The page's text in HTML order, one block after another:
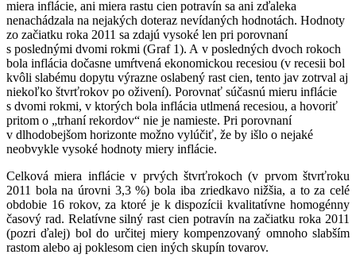
miera inflácie, ani miera rastu cien potravín sa ani zďaleka
nenachádzala na nejakých doteraz nevídaných hodnotách. Hodnoty
zo začiatku roka 2011 sa zdajú vysoké len pri porovnaní
s poslednými dvomi rokmi (Graf 1). A v posledných dvoch rokoch
bola inflácia dočasne umŕtvená ekonomickou recesiou (v recesii bol
kvôli slabému dopytu výrazne oslabený rast cien, tento jav zotrval aj
niekoľko štvrťrokov po oživení). Porovnať súčasnú mieru inflácie
s dvomi rokmi, v ktorých bola inflácia utlmená recesiou, a hovoriť
pritom o „trhaní rekordov“ nie je namieste. Pri porovnaní
v dlhodobejšom horizonte možno vylúčiť, že by išlo o nejaké
neobvykle vysoké hodnoty miery inflácie.
Celková miera inflácie v prvých štvrťrokoch (v prvom štvrťroku
2011 bola na úrovni 3,3 %) bola iba zriedkavo nižšia, a to za celé
obdobie 16 rokov, za ktoré je k dispozícii kvalitatívne homogénny
časový rad. Relatívne silný rast cien potravín na začiatku roka 2011
(pozri ďalej) bol do určitej miery kompenzovaný omnoho slabším
rastom alebo aj poklesom cien iných skupín tovarov.